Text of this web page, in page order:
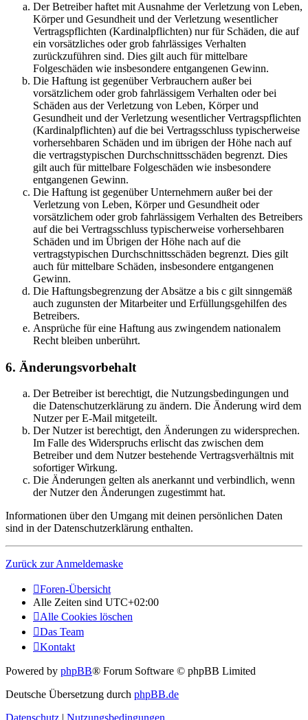
Der Betreiber haftet mit Ausnahme der Verletzung von Leben,
Körper und Gesundheit und der Verletzung wesentlicher
Vertragspflichten (Kardinalpflichten) nur für Schäden, die auf
ein vorsätzliches oder grob fahrlässiges Verhalten
zurückzuführen sind. Dies gilt auch für mittelbare
Folgeschäden wie insbesondere entgangenen Gewinn.
Die Haftung ist gegenüber Verbrauchern außer bei
vorsätzlichem oder grob fahrlässigem Verhalten oder bei
Schäden aus der Verletzung von Leben, Körper und
Gesundheit und der Verletzung wesentlicher Vertragspflichten
(Kardinalpflichten) auf die bei Vertragsschluss typischerweise
vorhersehbaren Schäden und im übrigen der Höhe nach auf
die vertragstypischen Durchschnittsschäden begrenzt. Dies
gilt auch für mittelbare Folgeschäden wie insbesondere
entgangenen Gewinn.
Die Haftung ist gegenüber Unternehmern außer bei der
Verletzung von Leben, Körper und Gesundheit oder
vorsätzlichem oder grob fahrlässigem Verhalten des Betreibers
auf die bei Vertragsschluss typischerweise vorhersehbaren
Schäden und im Übrigen der Höhe nach auf die
vertragstypischen Durchschnittsschäden begrenzt. Dies gilt
auch für mittelbare Schäden, insbesondere entgangenen
Gewinn.
Die Haftungsbegrenzung der Absätze a bis c gilt sinngemäß
auch zugunsten der Mitarbeiter und Erfüllungsgehilfen des
Betreibers.
Ansprüche für eine Haftung aus zwingendem nationalem
Recht bleiben unberührt.
6. Änderungsvorbehalt
Der Betreiber ist berechtigt, die Nutzungsbedingungen und
die Datenschutzerklärung zu ändern. Die Änderung wird dem
Nutzer per E-Mail mitgeteilt.
Der Nutzer ist berechtigt, den Änderungen zu widersprechen.
Im Falle des Widerspruchs erlischt das zwischen dem
Betreiber und dem Nutzer bestehende Vertragsverhältnis mit
sofortiger Wirkung.
Die Änderungen gelten als anerkannt und verbindlich, wenn
der Nutzer den Änderungen zugestimmt hat.
Informationen über den Umgang mit deinen persönlichen Daten
sind in der Datenschutzerklärung enthalten.
Zurück zur Anmeldemaske
Foren-Übersicht
Alle Zeiten sind UTC+02:00
Alle Cookies löschen
Das Team
Kontakt
Powered by phpBB® Forum Software © phpBB Limited
Deutsche Übersetzung durch phpBB.de